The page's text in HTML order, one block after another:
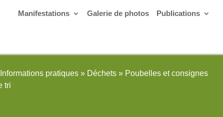
Manifestations Galerie de photos Publications
Informations pratiques » Déchets » Poubelles et consignes
tri